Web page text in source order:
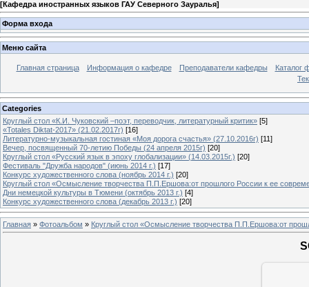
[Кафедра иностранных языков ГАУ Северного Зауралья]
Форма входа
Меню сайта
Главная страница Информация о кафедре Преподаватели кафедры
Каталог
Categories
Круглый стол «К.И. Чуковский –поэт, переводчик, литературный критик» [5]
«Totales Diktat-2017» (21.02.2017г) [16]
Литературно-музыкальная гостиная «Моя дорога счастья» (27.10.2016г) [11]
Вечер, посвященный 70-летию Победы (24 апреля 2015г) [20]
Круглый стол «Русский язык в эпоху глобализации» (14.03.2015г.) [20]
Фестиваль "Дружба народов" (июнь 2014 г.) [17]
Конкурс художественного слова (ноябрь 2014 г.) [20]
Круглый стол «Осмысление творчества П.П.Ершова:от прошлого России к ее
Дни немецкой культуры в Тюмени (октябрь 2013 г.) [4]
Конкурс художественного слова (декабрь 2013 г.) [20]
Главная » Фотоальбом » Круглый стол «Осмысление творчества П.П.Ершова:от